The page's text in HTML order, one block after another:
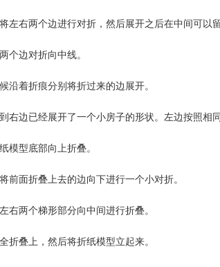
左右两个边进行对折，然后展开之后在中间可以留
个边对折向中线。
沿着折痕分别将折过来的边展开。
右边已经展开了一个小房子的形状。左边按照相
模型底部向上折叠。
前面折叠上去的边向下进行一个小对折。
右两个梯形部分向中间进行折叠。
折叠上，然后将折纸模型立起来。